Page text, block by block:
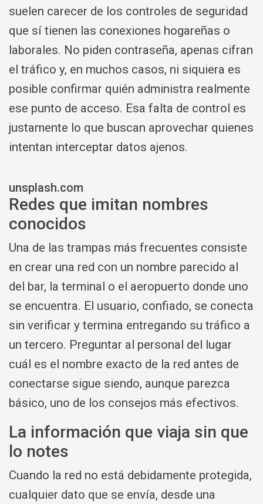
suelen carecer de los controles de seguridad
que sí tienen las conexiones hogareñas o
laborales. No piden contraseña, apenas cifran
el tráfico y, en muchos casos, ni siquiera es
posible confirmar quién administra realmente
ese punto de acceso. Esa falta de control es
justamente lo que buscan aprovechar quienes
intentan interceptar datos ajenos.
unsplash.com
Redes que imitan nombres
conocidos
Una de las trampas más frecuentes consiste
en crear una red con un nombre parecido al
del bar, la terminal o el aeropuerto donde uno
se encuentra. El usuario, confiado, se conecta
sin verificar y termina entregando su tráfico a
un tercero. Preguntar al personal del lugar
cuál es el nombre exacto de la red antes de
conectarse sigue siendo, aunque parezca
básico, uno de los consejos más efectivos.
La información que viaja sin que
lo notes
Cuando la red no está debidamente protegida,
cualquier dato que se envía, desde una